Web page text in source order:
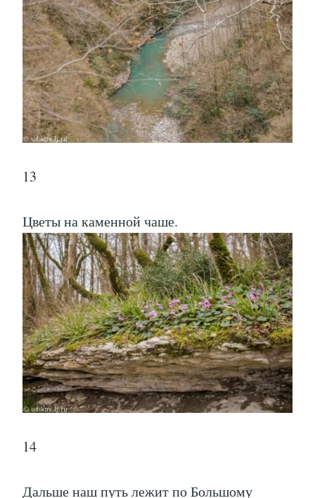
13
Цветы на каменной чаше.
14
Дальше наш путь лежит по Большому